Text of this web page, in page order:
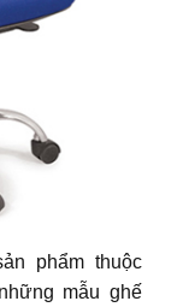
phẩm thuộc
mẫu ghế